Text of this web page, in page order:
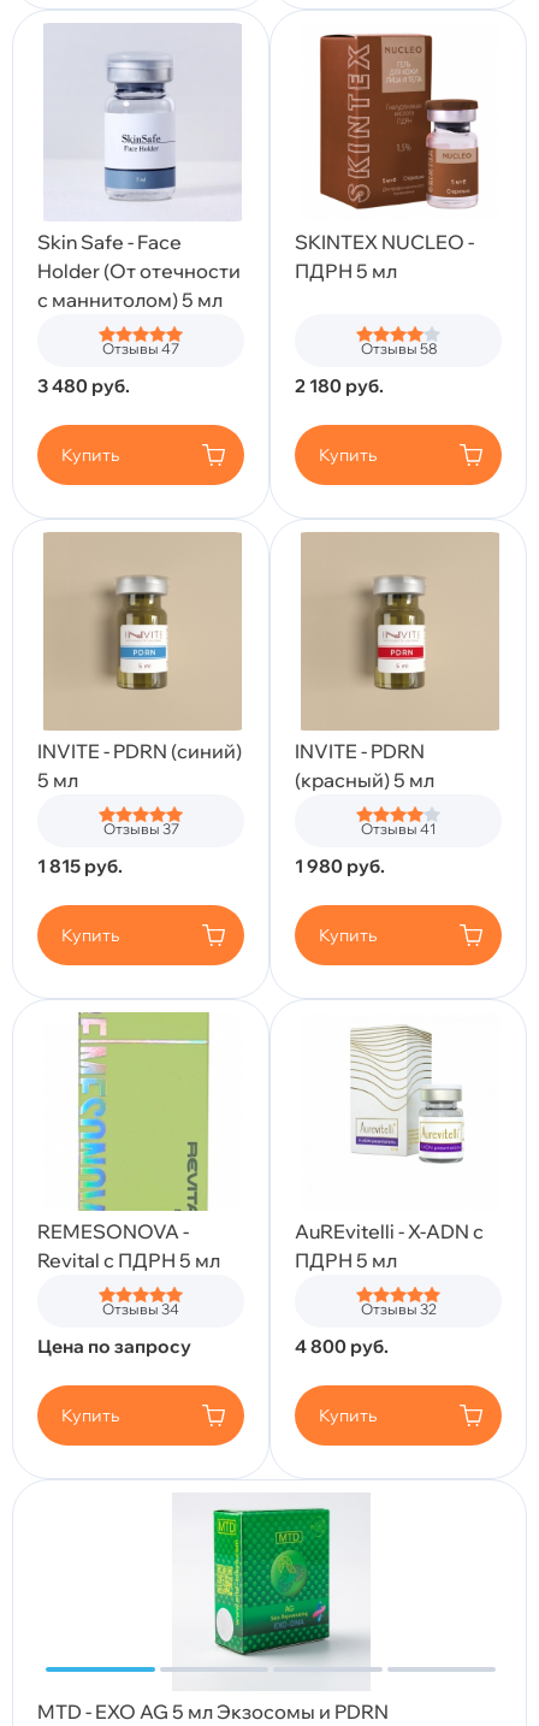
Skin Safe - Face
Holder (От отечности
с маннитолом) 5 мл
Отзывы 47
3 480 руб.
Купить
SKINTEX NUCLEO -
ПДРН 5 мл
Отзывы 58
2 180 руб.
Купить
INVITE - PDRN (синий)
5 мл
Отзывы 37
1 815 руб.
Купить
INVITE - PDRN
(красный) 5 мл
Отзывы 41
1 980 руб.
Купить
REMESONOVA -
Revital с ПДРН 5 мл
Отзывы 34
Цена по запросу
Купить
AuREvitelli - X-ADN с
ПДРН 5 мл
Отзывы 32
4 800 руб.
Купить
MTD - EXO AG 5 мл Экзосомы и PDRN